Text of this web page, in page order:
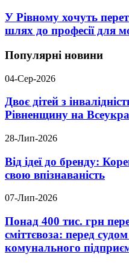
У Рівному хочуть
шлях до професії для
Популярні новини
04-Сер-2026
Двоє дітей з
Рівненщину на
28-Лип-2026
Від ідеї до бренду:
свою впізнаваність
07-Лип-2026
Понад 400 тис. грн
сміттєвоза: перед
комунального